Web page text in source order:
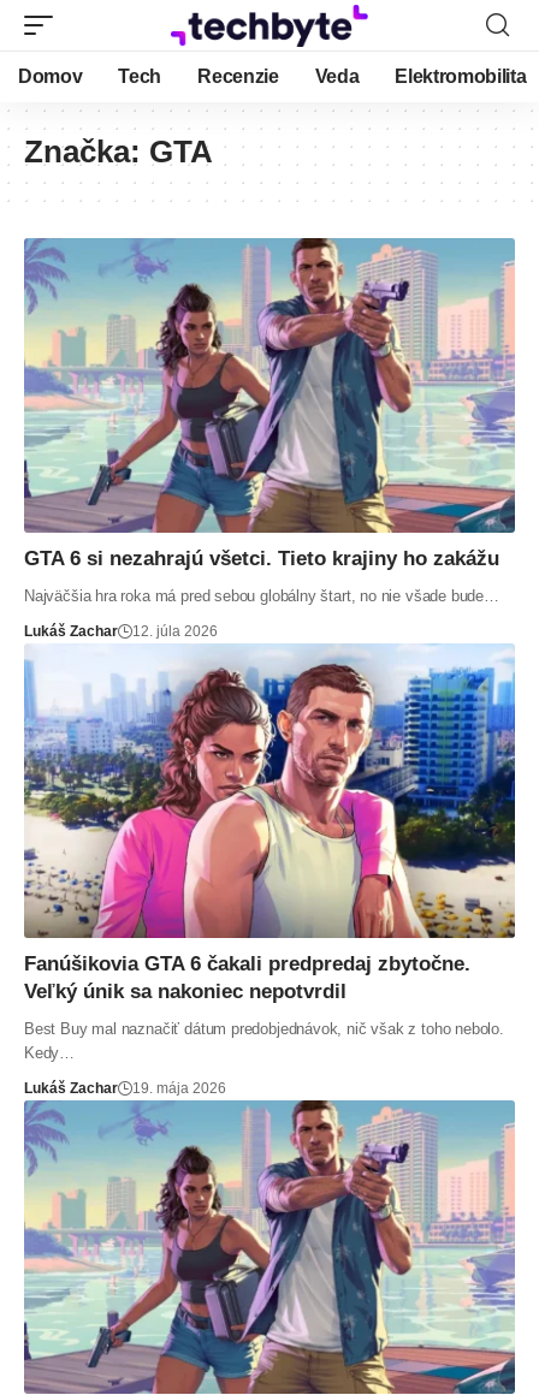
Domov Tech Recenzie Veda Elektromobilita
Značka: GTA
GTA 6 si nezahrajú všetci. Tieto krajiny ho zakážu
Najväčšia hra roka má pred sebou globálny štart, no nie všade bude…
Lukáš Zachar 12. júla 2026
Fanúšikovia GTA 6 čakali predpredaj zbytočne.
Veľký únik sa nakoniec nepotvrdil
Best Buy mal naznačiť dátum predobjednávok, nič však z toho nebolo.
Kedy…
Lukáš Zachar 19. mája 2026